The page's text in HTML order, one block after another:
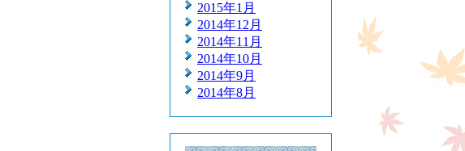
2015年1月
2014年12月
2014年11月
2014年10月
2014年9月
2014年8月